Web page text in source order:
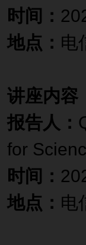
时间：
地点： 电
讲座内容
报告人：
for
时间：
地点： 电